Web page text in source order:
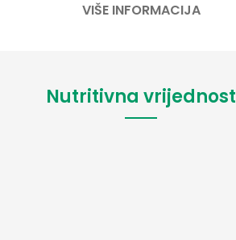
VIŠE INFORMACIJA
Nutritivna vrijednost